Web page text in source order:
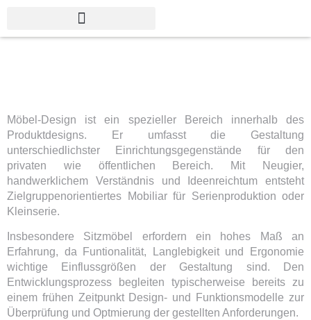
Möbel-Design ist ein spezieller Bereich innerhalb des
Produktdesigns. Er umfasst die Gestaltung
unterschiedlichster Einrichtungsgegenstände für den
privaten wie öffentlichen Bereich. Mit Neugier,
handwerklichem Verständnis und Ideenreichtum entsteht
Zielgruppenorientiertes Mobiliar für Serienproduktion oder
Kleinserie.
Insbesondere Sitzmöbel erfordern ein hohes Maß an
Erfahrung, da Funtionalität, Langlebigkeit und Ergonomie
wichtige Einflussgrößen der Gestaltung sind. Den
Entwicklungsprozess begleiten typischerweise bereits zu
einem frühen Zeitpunkt Design- und Funktionsmodelle zur
Überprüfung und Optmierung der gestellten Anforderungen.